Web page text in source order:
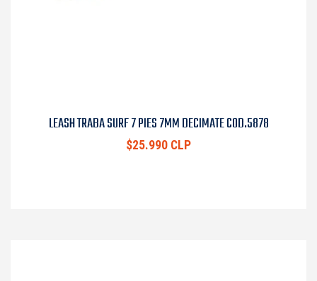
LEASH TRABA SURF 7 PIES 7MM DECIMATE COD.5878
$25.990 CLP